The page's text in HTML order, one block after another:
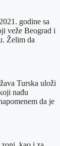
godine sa
veže Beograd i
Želim da
Turska uloži
nađu
da je